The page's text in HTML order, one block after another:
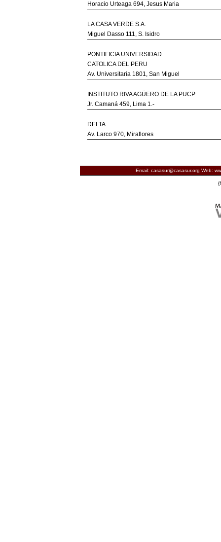
Horacio Urteaga 694, Jesus Maria
LA CASA VERDE S.A.
Miguel Dasso 111, S. Isidro
PONTIFICIA UNIVERSIDAD
CATOLICA DEL PERU
Av. Universitaria 1801, San Miguel
INSTITUTO RIVA AGÜERO DE LA PUCP
Jr. Camaná 459, Lima 1.-
DELTA
Av. Larco 970, Miraflores
Email: casasur@casasur.org Web: